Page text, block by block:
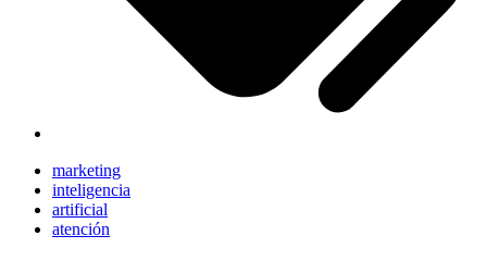
marketing
inteligencia
artificial
atención